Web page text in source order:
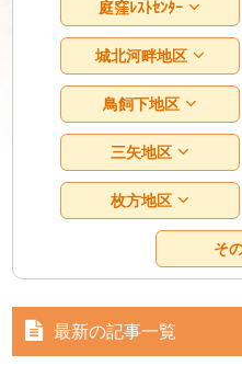
庭窪ﾚｽﾄｾﾝﾀｰ
城北河畔地区
鳥飼下地区
三矢地区
枚方地区
そ
最新の記事一覧